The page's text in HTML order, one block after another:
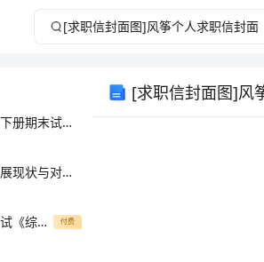
部编版一年级数学下册期末试卷(带答案)
厦门乡村旅游的发展现状与对策 (2)
幼儿教师资格证考试《综合素质（幼儿）》题库综合试题B卷 附解析 付费
[求职信封面图]风